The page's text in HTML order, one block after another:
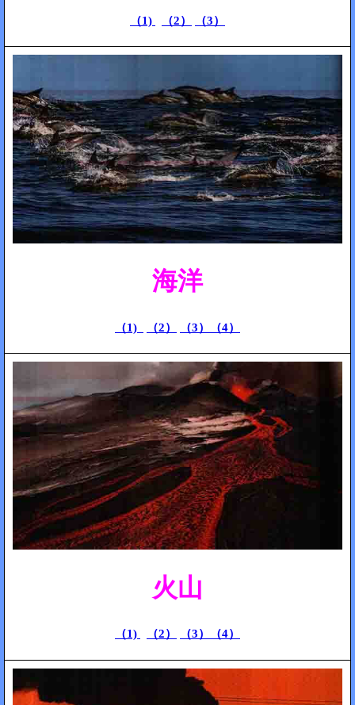
（1) （2） （3）
海洋
（1) （2） （3） （4）
火山
（1) （2） （3） （4）